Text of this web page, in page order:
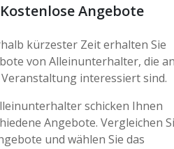
Kostenlose Angebote
kürzester Zeit erhalten Sie
von Alleinunterhalter, die an
interessiert sind.
schicken Ihnen
Angebote. Vergleichen
und wählen Sie das